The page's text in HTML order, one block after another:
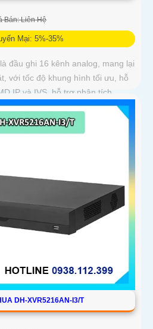
Bán: Liên Hệ
Mại: 5%-35%
đầu ghi 16 kênh analog, mang lại
với tốc độ khung hình tối ưu, hỗ
IP và IVS, hỗ trợ phân tích
ghi có thể lắp 2 ổ cứng 16 TB,
DH-XVR5216AN-I3/T